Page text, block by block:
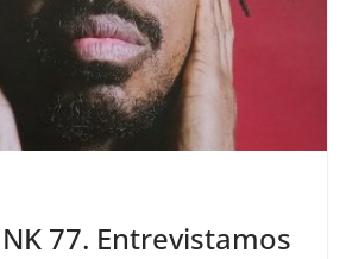
77. Entrevistamos